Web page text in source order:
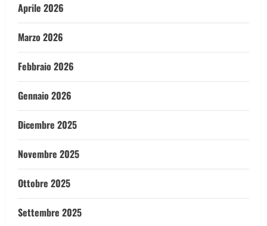
Aprile 2026
Marzo 2026
Febbraio 2026
Gennaio 2026
Dicembre 2025
Novembre 2025
Ottobre 2025
Settembre 2025